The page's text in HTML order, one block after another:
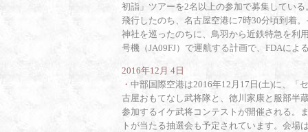
初詣」ツアーを2名以上の参加で募集してい
飛行したのち、名古屋空港に7時30分頃到着
神社を巡ったのちに、鳥羽から近鉄特急を利
号機（JA09FJ）で運航する計画で、FDAによ
2016年12月 4日
・ 中部国際空港は2016年12月17日(土)に、「
古屋おもてなし武将隊と、徳川家康と服部半
参加するイケ武将コンテストが開催される。
トが当たる抽選会も予定されています。会